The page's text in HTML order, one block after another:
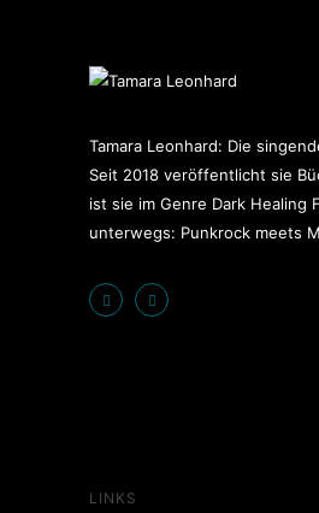
Tamara Leonhard: Die
Seit 2018 veröffentlicht sie
ist sie im Genre Dark Healing
unterwegs: Punkrock meets
LINKS